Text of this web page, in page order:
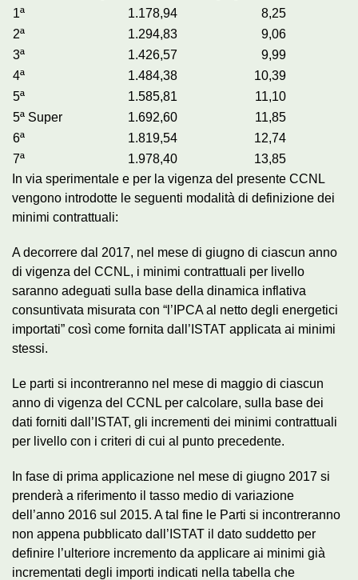
1ª
1.178,94
8,25
2ª
1.294,83
9,06
3ª
1.426,57
9,99
4ª
1.484,38
10,39
5ª
1.585,81
11,10
5ª Super
1.692,60
11,85
6ª
1.819,54
12,74
7ª
1.978,40
13,85
In via sperimentale e per la vigenza del presente CCNL
vengono introdotte le seguenti modalità di definizione dei
minimi contrattuali:
A decorrere dal 2017, nel mese di giugno di ciascun anno
di vigenza del CCNL, i minimi contrattuali per livello
saranno adeguati sulla base della dinamica inflativa
consuntivata misurata con “l’IPCA al netto degli energetici
importati” così come fornita dall’ISTAT applicata ai minimi
stessi.
Le parti si incontreranno nel mese di maggio di ciascun
anno di vigenza del CCNL per calcolare, sulla base dei
dati forniti dall’ISTAT, gli incrementi dei minimi contrattuali
per livello con i criteri di cui al punto precedente.
In fase di prima applicazione nel mese di giugno 2017 si
prenderà a riferimento il tasso medio di variazione
dell’anno 2016 sul 2015. A tal fine le Parti si incontreranno
non appena pubblicato dall’ISTAT il dato suddetto per
definire l’ulteriore incremento da applicare ai minimi già
incrementati degli importi indicati nella tabella che